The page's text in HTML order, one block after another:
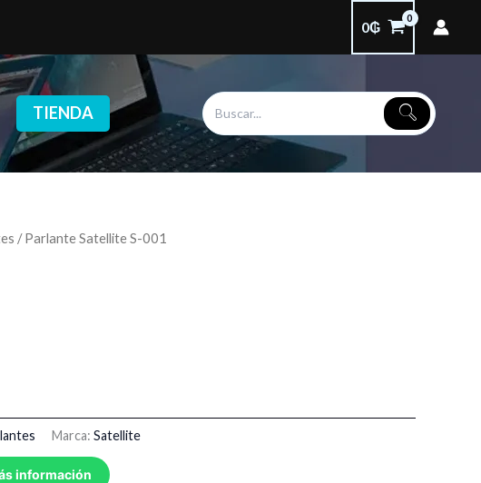
0₲
TIENDA
/ Parlante Satellite S-001
Marca: Satellite
información